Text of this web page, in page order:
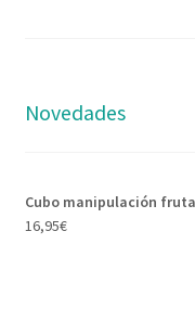
Novedades
Cubo manipulación
16,95€